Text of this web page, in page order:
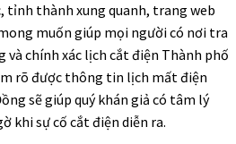
tỉnh thành xung quanh, trang web
muốn giúp mọi người có nơi tra
và chính xác lịch cắt điện Thành phố
rõ được thông tin lịch mất điện
sẽ giúp quý khán giả có tâm lý
khi sự cố cắt điện diễn ra.